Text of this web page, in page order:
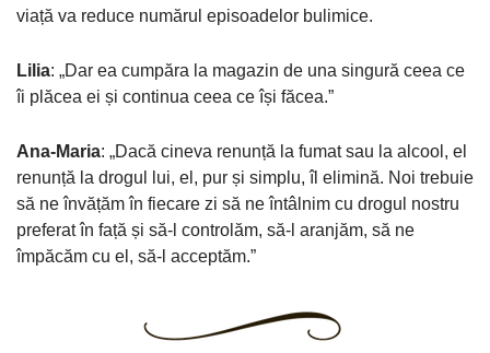
viață va reduce numărul episoadelor bulimice.
Lilia: „Dar ea cumpăra la magazin de una singură ceea ce
îi plăcea ei și continua ceea ce își făcea.”
Ana-Maria: „Dacă cineva renunță la fumat sau la alcool, el
renunță la drogul lui, el, pur și simplu, îl elimină. Noi trebuie
să ne învățăm în fiecare zi să ne întâlnim cu drogul nostru
preferat în față și să-l controlăm, să-l aranjăm, să ne
împăcăm cu el, să-l acceptăm.”